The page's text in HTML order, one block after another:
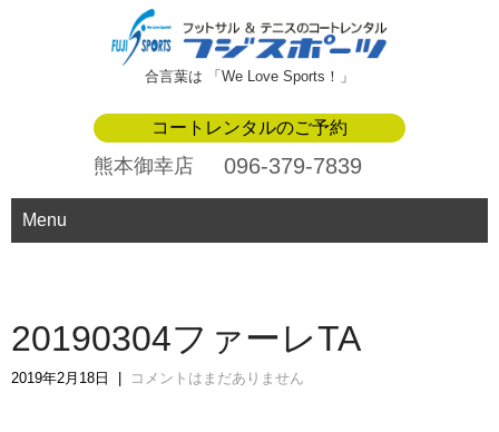
合言葉は 「We Love Sports！」
コートレンタルのご予約
熊本御幸店 096-379-7839
Menu
20190304ファーレTA
2019年2月18日 コメントはまだありません